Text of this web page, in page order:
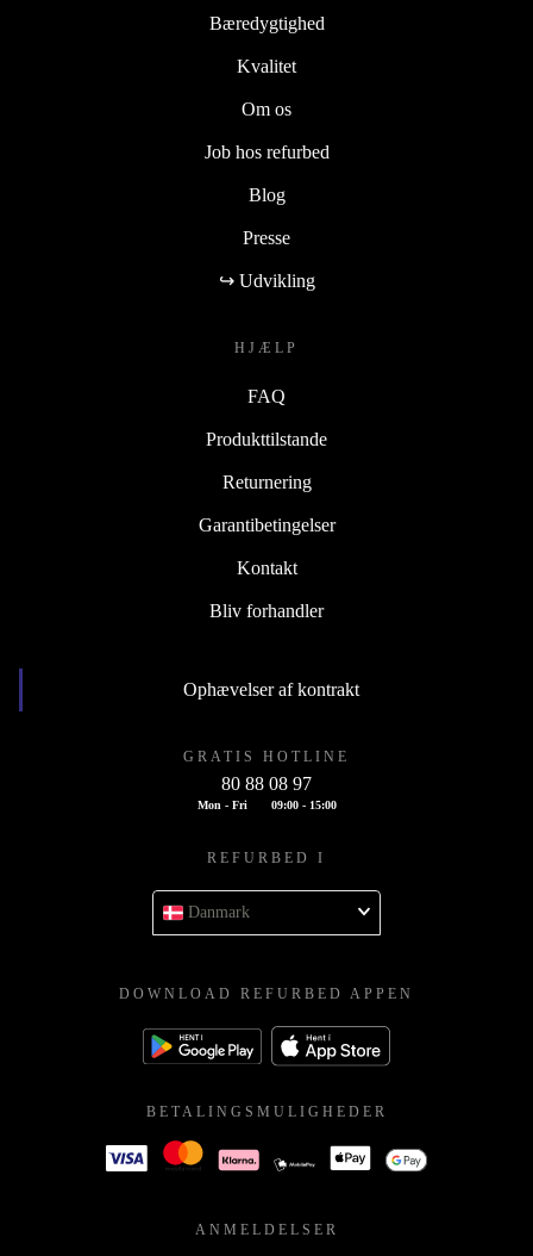
Bæredygtighed
Kvalitet
Om os
Job hos refurbed
Blog
Presse
↪ Udvikling
HJÆLP
FAQ
Produkttilstande
Returnering
Garantibetingelser
Kontakt
Bliv forhandler
Ophævelser af kontrakt
GRATIS HOTLINE
80 88 08 97
Mon - Fri 09:00 - 15:00
REFURBED I
Danmark
DOWNLOAD REFURBED APPEN
BETALINGSMULIGHEDER
ANMELDELSER